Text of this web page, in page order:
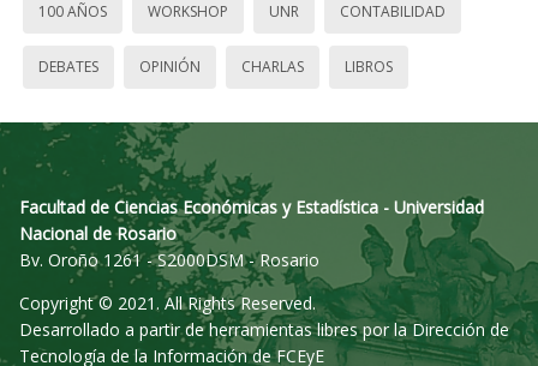
100 AÑOS WORKSHOP UNR CONTABILIDAD
DEBATES OPINIÓN CHARLAS LIBROS
Facultad de Ciencias Económicas y Estadística - Universidad
Nacional de Rosario
Bv. Oroño 1261 - S2000DSM - Rosario
Copyright © 2021. All Rights Reserved.
Desarrollado a partir de herramientas libres por la Dirección de
Tecnología de la Información de FCEyE